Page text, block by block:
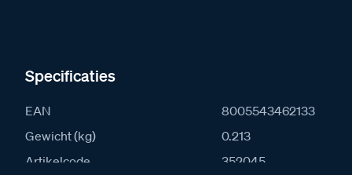
Specificaties
EAN
8005543462133
Gewicht (kg)
0.213
Artikelcode
352045